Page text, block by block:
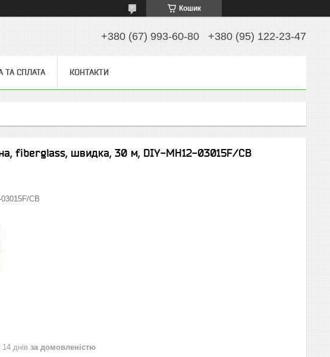
Кошик
+380 (67) 993-60-80 +380 (95) 122-23-47
ТА СПЛАТА КОНТАКТИ
fiberglass, швидка, 30 м, DIY-MH12-03015F/CB
CB
днів за домовленістю